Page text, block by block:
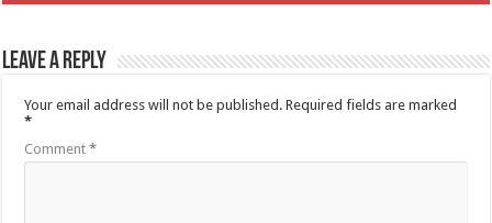
Leave a Reply
Your email address will not be published. Required fields are marked
*
Comment*